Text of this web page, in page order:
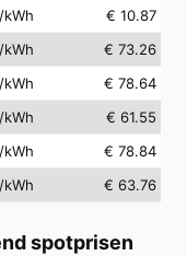
/kWh
€ 10.87
/kWh
€ 73.26
/kWh
€ 78.64
/kWh
€ 61.55
/kWh
€ 78.84
/kWh € 63.76
spotprisen